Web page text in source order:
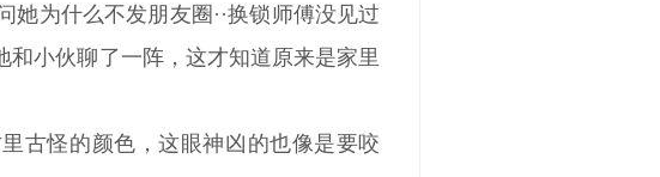
为什么不发朋友圈··换锁师傅没见过
小伙聊了一阵，这才知道原来是家里
古怪的颜色，这眼神凶的也像是要咬